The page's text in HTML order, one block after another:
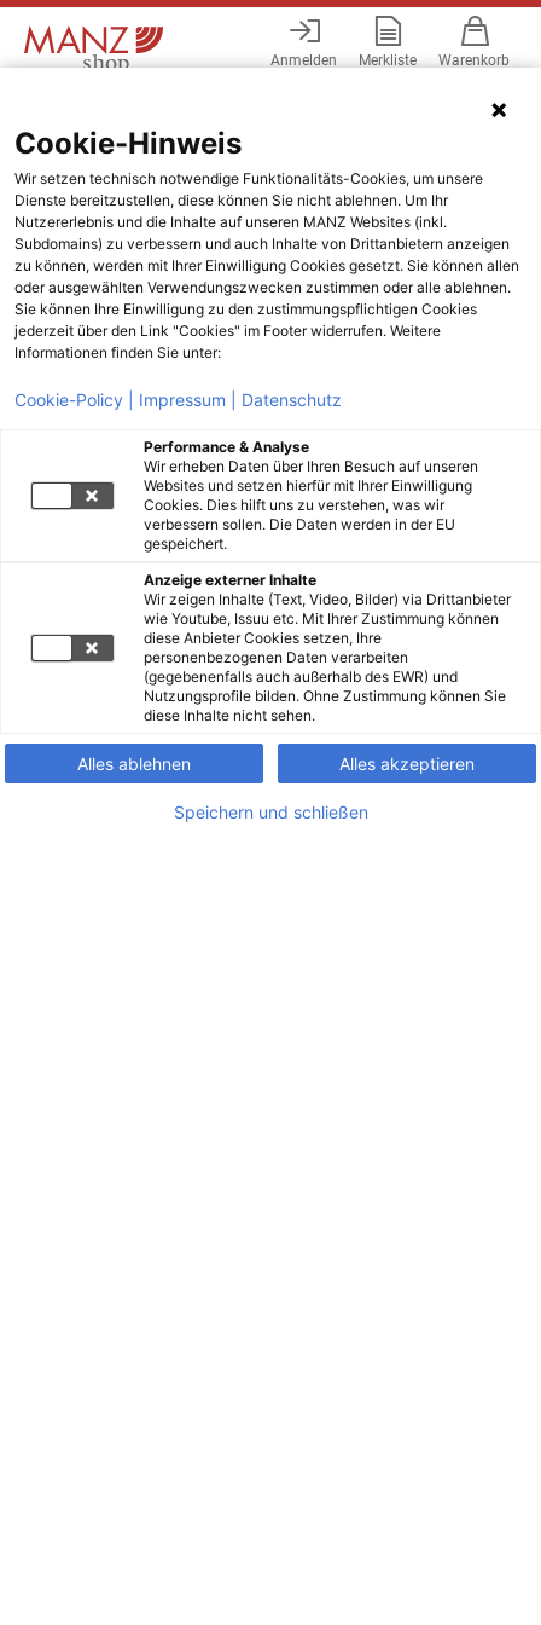
Anmelden Merkliste Warenkorb
Cookie-Hinweis
Wir setzen technisch notwendige Funktionalitäts-Cookies, um unsere
Dienste bereitzustellen, diese können Sie nicht ablehnen. Um Ihr
Nutzererlebnis und die Inhalte auf unseren MANZ Websites (inkl.
Subdomains) zu verbessern und auch Inhalte von Drittanbietern anzeigen
zu können, werden mit Ihrer Einwilligung Cookies gesetzt. Sie können allen
oder ausgewählten Verwendungszwecken zustimmen oder alle ablehnen.
Sie können Ihre Einwilligung zu den zustimmungspflichtigen Cookies
jederzeit über den Link "Cookies" im Footer widerrufen. Weitere
Informationen finden Sie unter:
Cookie-Policy | Impressum | Datenschutz
Performance & Analyse
Wir erheben Daten über Ihren Besuch auf unseren
Websites und setzen hierfür mit Ihrer Einwilligung
Cookies. Dies hilft uns zu verstehen, was wir
verbessern sollen. Die Daten werden in der EU
gespeichert.
Anzeige externer Inhalte
Wir zeigen Inhalte (Text, Video, Bilder) via Drittanbieter
wie Youtube, Issuu etc. Mit Ihrer Zustimmung können
diese Anbieter Cookies setzen, Ihre
personenbezogenen Daten verarbeiten
(gegebenenfalls auch außerhalb des EWR) und
Nutzungsprofile bilden. Ohne Zustimmung können Sie
diese Inhalte nicht sehen.
Alles ablehnen Alles akzeptieren
Speichern und schließen